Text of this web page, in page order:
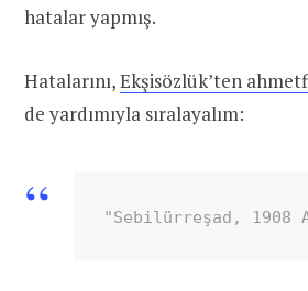
hatalar yapmış.
Hatalarını,Ekşisözlük’ten
de yardımıyla sıralayalım:
"Sebilürreşad, 1908